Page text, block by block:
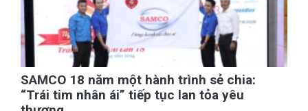
SAMCO 18 năm một hành trình sẻ chia:
“Trái tim nhân ái” tiếp tục lan tỏa yêu